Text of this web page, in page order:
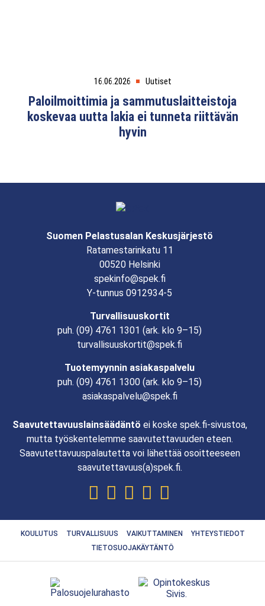
16.06.2026 Uutiset
Paloilmoittimia ja sammutuslaitteistoja
koskevaa uutta lakia ei tunneta riittävän
hyvin
Suomen Pelastusalan Keskusjärjestö
Ratamestarinkatu 11
00520 Helsinki
spekinfo@spek.fi
Y-tunnus 0912934-5
Turvallisuuskortit
puh. (09) 4761 1301 (ark. klo 9–15)
turvallisuuskortit@spek.fi
Tuotemyynnin asiakaspalvelu
puh. (09) 4761 1300 (ark. klo 9–15)
asiakaspalvelu@spek.fi
Saavutettavuuslainsäädäntö ei koske spek.fi-sivustoa,
mutta työskentelemme saavutettavuuden eteen.
Saavutettavuuspalautetta voi lähettää osoitteeseen
saavutettavuus(a)spek.fi.
KOULUTUS TURVALLISUUS VAIKUTTAMINEN
YHTEYSTIEDOT
TIETOSUOJAKÄYTÄNTÖ